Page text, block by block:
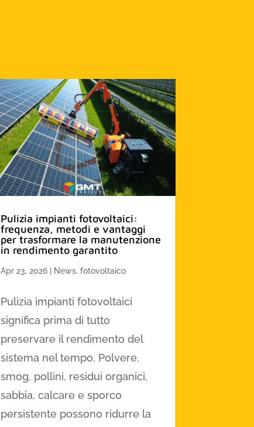
Pulizia impianti fotovoltaici:
frequenza, metodi e vantaggi
per trasformare la manutenzione
in rendimento garantito
Apr 23, 2026| News, fotovoltaico
Pulizia impianti fotovoltaici
significa prima di tutto
preservare il rendimento del
sistema nel tempo. Polvere,
smog, pollini, residui organici,
sabbia, calcare e sporco
persistente possono ridurre la